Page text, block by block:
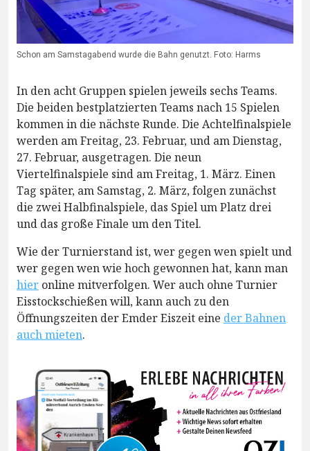
Schon am Samstagabend wurde die Bahn genutzt. Foto: Harms
In den acht Gruppen spielen jeweils sechs Teams.
Die beiden bestplatzierten Teams nach 15 Spielen
kommen in die nächste Runde. Die Achtelfinalspiele
werden am Freitag, 23. Februar, und am Dienstag,
27. Februar, ausgetragen. Die neun
Viertelfinalspiele sind am Freitag, 1. März. Einen
Tag später, am Samstag, 2. März, folgen zunächst
die zwei Halbfinalspiele, das Spiel um Platz drei
und das große Finale um den Titel.
Wie der Turnierstand ist, wer gegen wen spielt und
wer gegen wen wie hoch gewonnen hat, kann man
hier online mitverfolgen. Wer auch ohne Turnier
Eisstockschießen will, kann auch zu den
Öffnungszeiten der Emder Eiszeit eine der Bahnen
auch mieten.